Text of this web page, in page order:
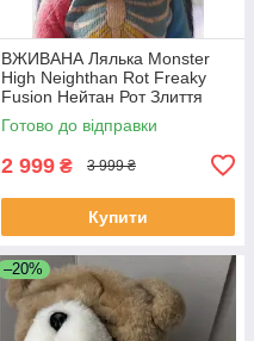
ВЖИВАНА Лялька Monster
High Neighthan Rot Freaky
Fusion Нейтан Рот Злиття
монстрів
Готово до відправки
2 999 ₴ 3 999 ₴
Купити
–20%